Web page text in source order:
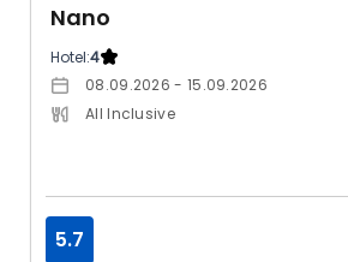
Nano
Hotel:4
08.09.2026 - 15.09.2026
All Inclusive
5.7